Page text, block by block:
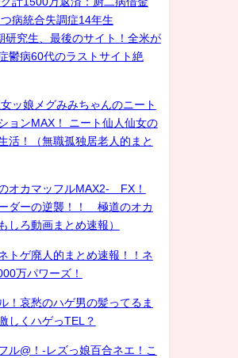
病統合失調症14年生
研究生、最後のサイト！全米が
鬱病60代のラストサイト絶
ッ娘メグみみちゃんのニート
ョンMAX！ ニート仙人仙女の
活！（無職孤独居老人的まと
オカマッフルMAX2- FX！
ダーの逆襲！！ 極道のオカ
しろ動画まとめ速報）
トゲ廃人的まとめ速報！！ネ
万パワーズ！
！哀愁のハゲ男の髪ってるま
しくハゲっTEL？
ル@！-レズっ娘百合ネエ！こ